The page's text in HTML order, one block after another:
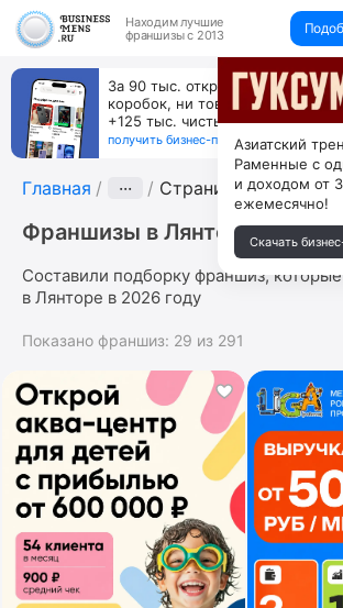
Находим лучшие
франшизы с 2013
За 90 тыс. открой магазин на
коробок, ни товара, ни склада,
+125 тыс. чистыми
получить бизнес-план ↓
Главная ··· Страница 7
Франшизы в Лянторе
Составили подборку франшиз,
в Лянторе в 2026 году
Показано франшиз: 29 из 291
Азиатский
Раменные с
и доходом от
ежемесячно!
Скачать